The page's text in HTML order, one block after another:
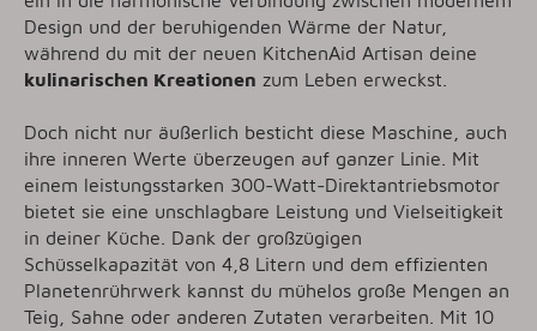
Design und der beruhigenden Wärme der Natur,
während du mit der neuen KitchenAid Artisan deine
kulinarischen Kreationen zum Leben erweckst.
Doch nicht nur äußerlich besticht diese Maschine, auch
ihre inneren Werte überzeugen auf ganzer Linie. Mit
einem leistungsstarken 300-Watt-Direktantriebsmotor
bietet sie eine unschlagbare Leistung und Vielseitigkeit
in deiner Küche. Dank der großzügigen
Schüsselkapazität von 4,8 Litern und dem effizienten
Planetenrührwerk kannst du mühelos große Mengen an
Teig, Sahne oder anderen Zutaten verarbeiten. Mit 10